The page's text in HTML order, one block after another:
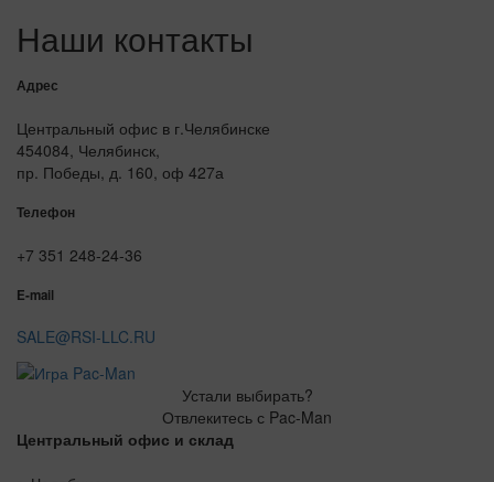
Наши контакты
Адрес
Центральный офис в г.Челябинске
454084, Челябинск,
пр. Победы, д. 160, оф 427а
Телефон
+7 351 248-24-36
E-mail
SALE@RSI-LLC.RU
Устали выбирать?
Отвлекитесь с Pac-Man
Центральный офис и склад